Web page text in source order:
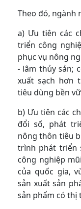
Theo đó, ngành
a) Ưu tiên các
triển công
phục vụ nông
- lâm thủy sản;
xuất sạch hơn
tiêu dùng bền
b) Ưu tiên các
đổi số, phát
nông thôn tiêu
trình phát triển
công nghiệp
của quốc gia,
sản xuất sản
sản phẩm có thị